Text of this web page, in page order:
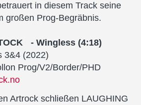
in diesem Track seine
großen Prog-Begräbnis.
- Wingless (4:18)
3&4 (2022)
Prog/V2/Border/PHD
Artrock schließen LAUGHING